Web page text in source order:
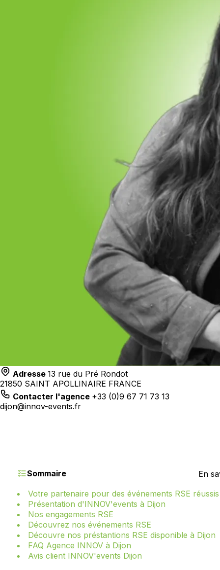
Adresse 13 rue du Pré Rondot
21850 SAINT APOLLINAIRE FRANCE
Contacter l'agence +33 (0)9 67 71 73 13
dijon@innov-events.fr
Sommaire
En
Votre partenaire pour des événements RSE
Présentation d'INNOV'events à Dijon
Nos engagements RSE
Découvrez nos événements RSE
Découvre nos préstantions RSE disponible à Dijon
FAQ Agence INNOV à Dijon
Avis client INNOV'events Dijon